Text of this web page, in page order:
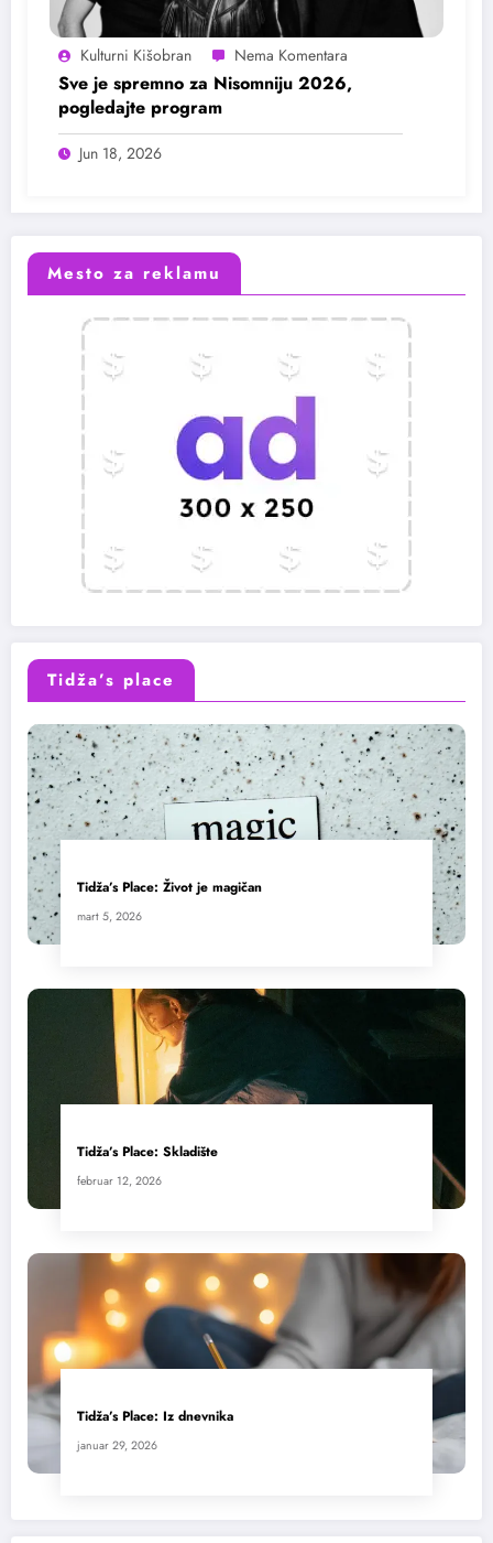
Kulturni Kišobran
Sve je spremno za Nisomniju 2026,
pogledajte program
Jun 18, 2026
Mesto za reklamu
Tidža’s place
Tidža’s Place: Život je magičan
mart 5, 2026
Tidža’s Place: Skladište
februar 12, 2026
Tidža’s Place: Iz dnevnika
januar 29, 2026